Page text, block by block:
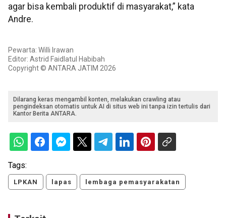
agar bisa kembali produktif di masyarakat,” kata
Andre.
Pewarta: Willi Irawan
Editor: Astrid Faidlatul Habibah
Copyright © ANTARA JATIM 2026
Dilarang keras mengambil konten, melakukan crawling atau
pengindeksan otomatis untuk AI di situs web ini tanpa izin tertulis dari
Kantor Berita ANTARA.
Tags:
LPKAN lapas lembaga pemasyarakatan